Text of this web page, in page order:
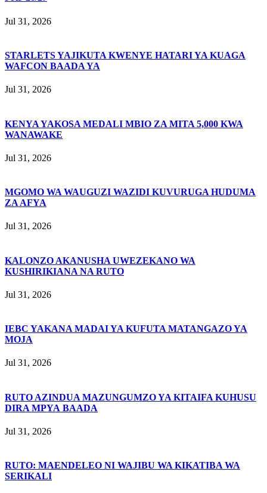
Jul 31, 2026
STARLETS YAJIKUTA KWENYE HATARI YA KUAGA
WAFCON BAADA YA
Jul 31, 2026
KENYA YAKOSA MEDALI MBIO ZA MITA 5,000 KWA
WANAWAKE
Jul 31, 2026
MGOMO WA WAUGUZI WAZIDI KUVURUGA HUDUMA
ZA AFYA
Jul 31, 2026
KALONZO AKANUSHA UWEZEKANO WA
KUSHIRIKIANA NA RUTO
Jul 31, 2026
IEBC YAKANA MADAI YA KUFUTA MATANGAZO YA
MOJA
Jul 31, 2026
RUTO AZINDUA MAZUNGUMZO YA KITAIFA KUHUSU
DIRA MPYA BAADA
Jul 31, 2026
RUTO: MAENDELEO NI WAJIBU WA KIKATIBA WA
SERIKALI